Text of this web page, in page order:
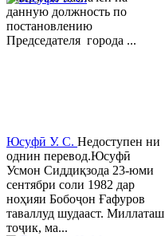
данную должность по
постановлению
Председателя города ...
Юсуфӣ У. C. Недоступен ни
однин перевод.Юсуфӣ
Усмон Сиддиқзода 23-юми
сентябри соли 1982 дар
ноҳияи Бобоҷон Ғафуров
таваллуд шудааст. Миллаташ
тоҷик, ма...